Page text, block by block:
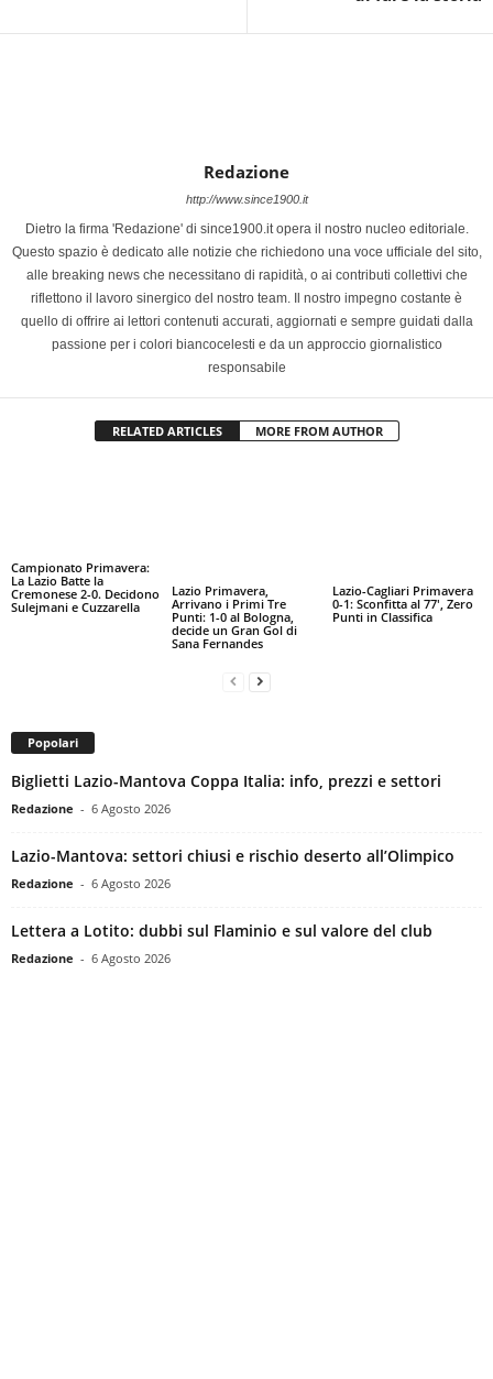
Redazione
http://www.since1900.it
Dietro la firma 'Redazione' di since1900.it opera il nostro nucleo editoriale.
Questo spazio è dedicato alle notizie che richiedono una voce ufficiale del sito,
alle breaking news che necessitano di rapidità, o ai contributi collettivi che
riflettono il lavoro sinergico del nostro team. Il nostro impegno costante è
quello di offrire ai lettori contenuti accurati, aggiornati e sempre guidati dalla
passione per i colori biancocelesti e da un approccio giornalistico
responsabile
RELATED ARTICLES MORE FROM AUTHOR
Campionato Primavera:
La Lazio Batte la
Cremonese 2-0. Decidono
Sulejmani e Cuzzarella
Lazio Primavera,
Arrivano i Primi Tre
Punti: 1-0 al Bologna,
decide un Gran Gol di
Sana Fernandes
Lazio-Cagliari Primavera
0-1: Sconfitta al 77′, Zero
Punti in Classifica
Popolari
Biglietti Lazio-Mantova Coppa Italia: info, prezzi e settori
Redazione - 6 Agosto 2026
Lazio-Mantova: settori chiusi e rischio deserto all’Olimpico
Redazione - 6 Agosto 2026
Lettera a Lotito: dubbi sul Flaminio e sul valore del club
Redazione - 6 Agosto 2026